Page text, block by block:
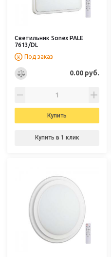
Светильник Sonex PALE
7613/DL
Под заказ
0.00 руб.
Купить
Купить в 1 клик